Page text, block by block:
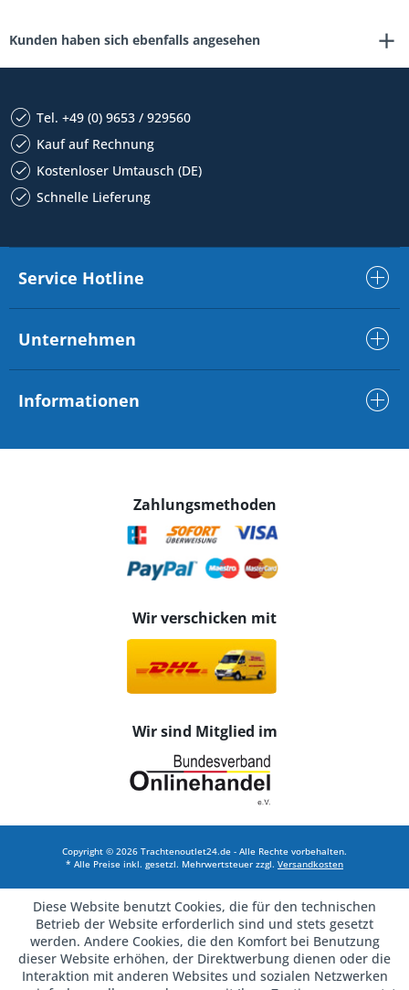
Kunden haben sich ebenfalls angesehen
Tel. +49 (0) 9653 / 929560
Kauf auf Rechnung
Kostenloser Umtausch (DE)
Schnelle Lieferung
Service Hotline
Unternehmen
Informationen
Zahlungsmethoden
Wir verschicken mit
Wir sind Mitglied im
Copyright © 2026 Trachtenoutlet24.de - Alle Rechte vorbehalten.
* Alle Preise inkl. gesetzl. Mehrwertsteuer zzgl. Versandkosten
Diese Website benutzt Cookies, die für den technischen
Betrieb der Website erforderlich sind und stets gesetzt
werden. Andere Cookies, die den Komfort bei Benutzung
dieser Website erhöhen, der Direktwerbung dienen oder die
Interaktion mit anderen Websites und sozialen Netzwerken